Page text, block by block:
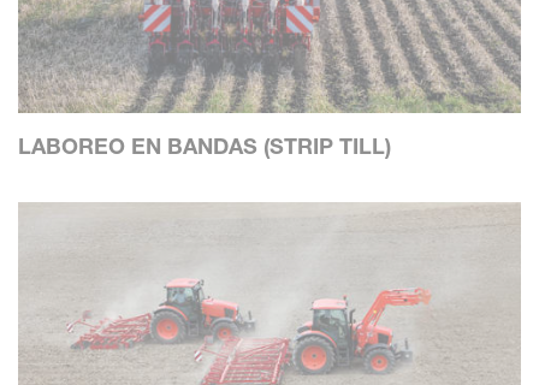
LABOREO EN BANDAS (STRIP TILL)